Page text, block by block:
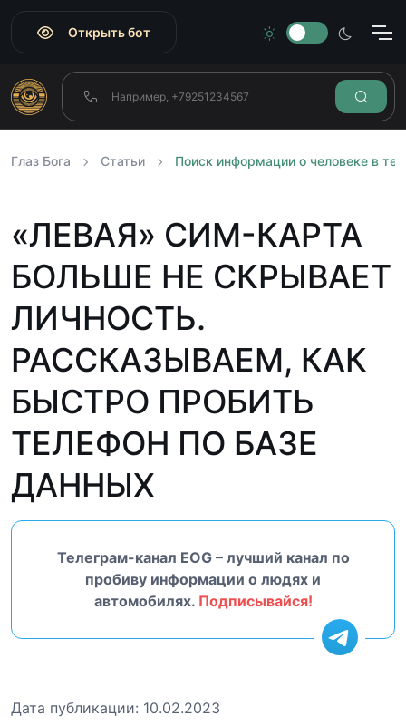
Открыть бот
Глаз Бога Статьи Поиск информации о человеке в
«ЛЕВАЯ» СИМ-КАРТА
БОЛЬШЕ НЕ СКРЫВАЕТ
ЛИЧНОСТЬ.
РАССКАЗЫВАЕМ, КАК
БЫСТРО ПРОБИТЬ
ТЕЛЕФОН ПО БАЗЕ
ДАННЫХ
Телеграм-канал EOG – лучший канал по
пробиву информации о людях и
автомобилях. Подписывайся!
Дата публикации: 10.02.2023